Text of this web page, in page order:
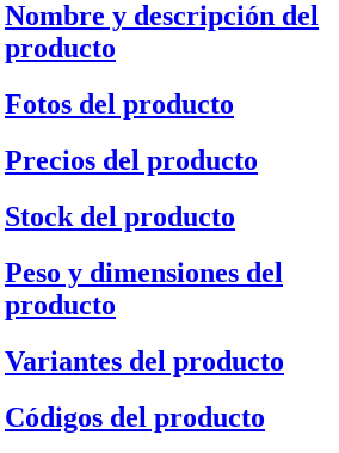
Nombre y descripción del
producto
Fotos del producto
Precios del producto
Stock del producto
Peso y dimensiones del
producto
Variantes del producto
Códigos del producto